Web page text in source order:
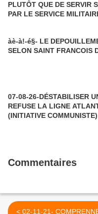
PLUTÔT QUE DE SERVIR
PAR LE SERVICE
àè-à!-é§- LE
SELON SAINT FRANCOIS
07-08-26-DÉSTABILISER
REFUSE LA LIGNE
(INITIATIVE COMMUNISTE)
Commentaires
< 02-11-21- COMPRENNE